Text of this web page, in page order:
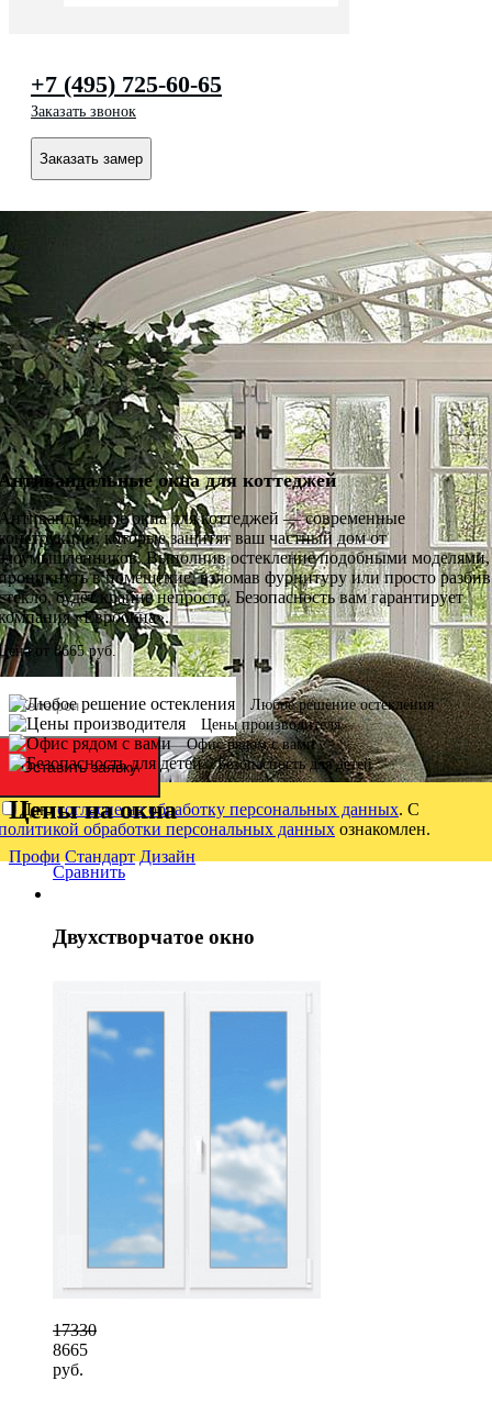
+7 (495) 725-60-65
Заказать звонок
Заказать замер
окна для коттеджей
окна для коттеджей — современные
которые защитят ваш частный дом от
Выполнив остекление подобными моделями,
в помещение, взломав фурнитуру или просто разбив
будет крайне непросто. Безопасность вам гарантирует
«Евроокна».
от 8665руб.
Оставить заявку
Даюсогласие на обработку персональных данных. С
обработки персональных данных ознакомлен.
Любое решение остекления
Цены производителя
Офис рядом с вами
Безопасность для детей
Цены на окна
Профи Стандарт Дизайн
Сравнить
Двухстворчатое окно
17330
8665
руб.